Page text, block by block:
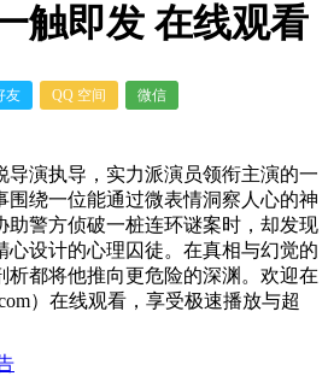
触即发 在线观看
友 QQ 空间 微信
导演执导，实力派演员领衔主演的一
围绕一位能通过微表情洞察人心的神
助警方侦破一桩连环谜案时，却发现
心设计的心理囚徒。在真相与幻觉的
析都将他推向更危险的深渊。欢迎在
）在线观看，享受极速播放与超